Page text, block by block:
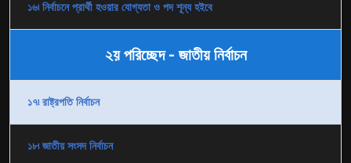
১৬৷ নির্বাচনে প্রার্থী হওয়ার যোগ্যতা ও পদ শূন্য হইবে
২য় পরিচ্ছেদ - জাতীয় নির্বাচন
১৭৷ রাষ্ট্রপতি নির্বাচন
১৮৷ জাতীয় সংসদ নির্বাচন